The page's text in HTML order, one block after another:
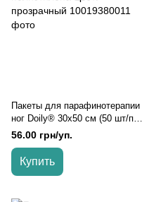
Пакеты для парафинотерапии
ног Doily® 30х50 см (50 шт/пач)
из полиэтилена Цвет:
прозрачный, Прозрачный
56.00 грн/уп.
Купить